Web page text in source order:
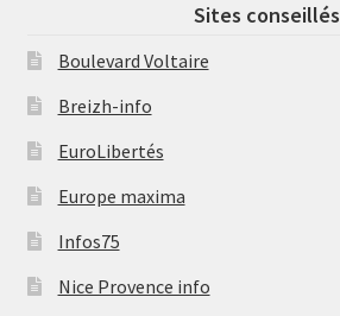
Sites conseillés
Boulevard Voltaire
Breizh-info
EuroLibertés
Europe maxima
Infos75
Nice Provence info